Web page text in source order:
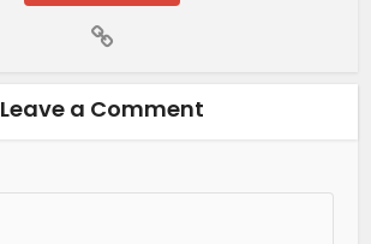
Leave a Comment